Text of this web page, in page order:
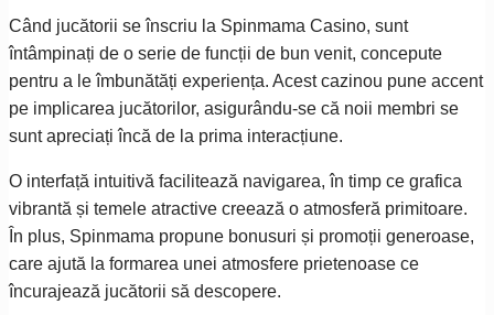
Când jucătorii se înscriu la Spinmama Casino, sunt
întâmpinați de o serie de funcții de bun venit, concepute
pentru a le îmbunătăți experiența. Acest cazinou pune accent
pe implicarea jucătorilor, asigurându-se că noii membri se
sunt apreciați încă de la prima interacțiune.
O interfață intuitivă facilitează navigarea, în timp ce grafica
vibrantă și temele atractive creează o atmosferă primitoare.
În plus, Spinmama propune bonusuri și promoții generoase,
care ajută la formarea unei atmosfere prietenoase ce
încurajează jucătorii să descopere.